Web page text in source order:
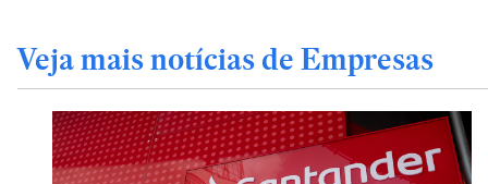
Veja mais notícias de Empresas